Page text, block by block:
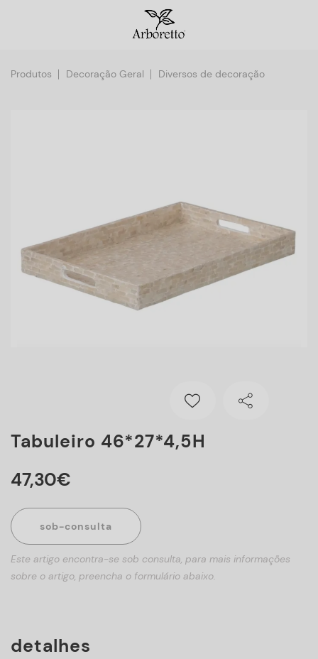
Produtos Decoração Geral Diversos de decoração
Tabuleiro 46*27*4,5H
47,30€
sob-consulta
Este artigo encontra-se sob consulta, para mais informações
sobre o artigo, preencha o formulário abaixo.
detalhes